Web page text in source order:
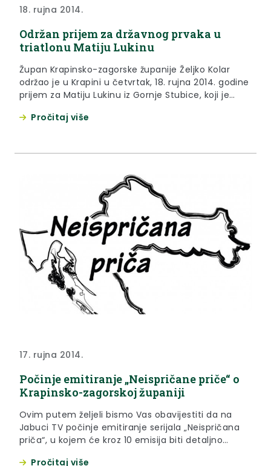
18. rujna 2014.
Održan prijem za državnog prvaka u
triatlonu Matiju Lukinu
Župan Krapinsko-zagorske županije Željko Kolar
održao je u Krapini u četvrtak, 18. rujna 2014. godine
prijem za Matiju Lukinu iz Gornje Stubice, koji je
državnom natjecanju u triatlonu u Splitu.
Pročitaj više
17. rujna 2014.
Počinje emitiranje „Neispričane priče“ o
Krapinsko-zagorskoj županiji
Ovim putem željeli bismo Vas obavijestiti da na
Jabuci TV počinje emitiranje serijala „Neispričana
priča“, u kojem će kroz 10 emisija biti detaljno
Pročitaj više